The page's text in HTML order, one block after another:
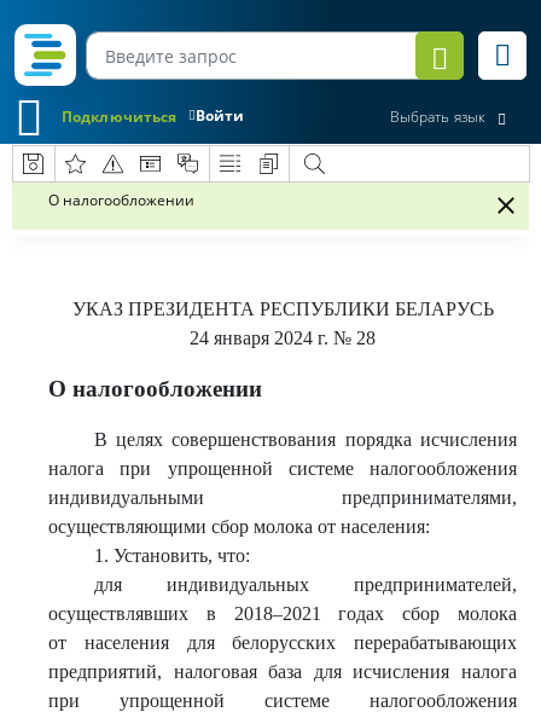
Войти
Подключиться Выбрать язык
О налогообложении
УКАЗ ПРЕЗИДЕНТА РЕСПУБЛИКИ БЕЛАРУСЬ
24 января 2024 г. № 28
О налогообложении
В целях совершенствования порядка исчисления
налога при упрощенной системе налогообложения
индивидуальными предпринимателями,
осуществляющими сбор молока от населения:
1. Установить, что:
для индивидуальных предпринимателей,
осуществлявших в 2018–2021 годах сбор молока
от населения для белорусских перерабатывающих
предприятий, налоговая база для исчисления налога
при упрощенной системе налогообложения